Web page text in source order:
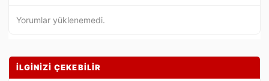
Yorumlar yüklenemedi.
İLGİNİZİ ÇEKEBİLİR